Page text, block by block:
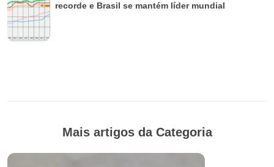
recorde e Brasil se mantém líder mundial
Mais artigos da Categoria